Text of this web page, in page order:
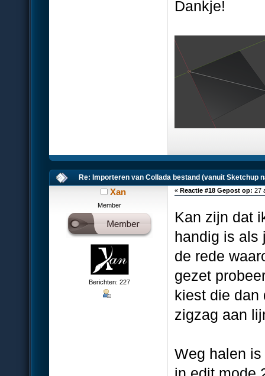
Dankje!
Re: Importeren van Collada bestand (vanuit Sketchup
Xan
Member
Berichten: 227
« Reactie #18 Gepost op: 27
Kan zijn dat
handig is als
de rede
gezet
kiest die dan
zigzag aan
Weg halen